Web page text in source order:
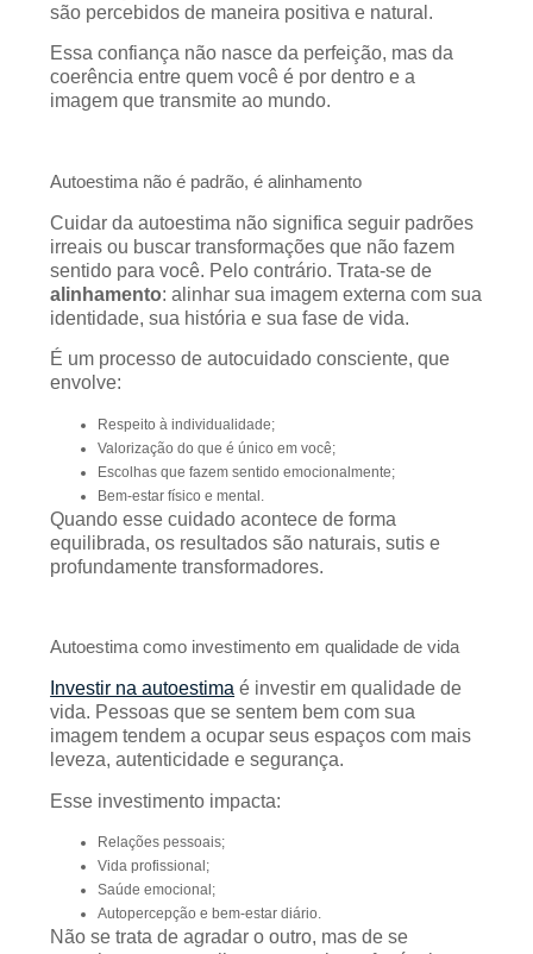
são percebidos de maneira positiva e natural.
Essa confiança não nasce da perfeição, mas da
coerência entre quem você é por dentro e a
imagem que transmite ao mundo.
Autoestima não é padrão, é alinhamento
Cuidar da autoestima não significa seguir padrões
irreais ou buscar transformações que não fazem
sentido para você. Pelo contrário. Trata-se de
alinhamento: alinhar sua imagem externa com sua
identidade, sua história e sua fase de vida.
É um processo de autocuidado consciente, que
envolve:
Respeito à individualidade;
Valorização do que é único em você;
Escolhas que fazem sentido emocionalmente;
Bem-estar físico e mental.
Quando esse cuidado acontece de forma
equilibrada, os resultados são naturais, sutis e
profundamente transformadores.
Autoestima como investimento em qualidade de vida
Investir na autoestima é investir em qualidade de
vida. Pessoas que se sentem bem com sua
imagem tendem a ocupar seus espaços com mais
leveza, autenticidade e segurança.
Esse investimento impacta:
Relações pessoais;
Vida profissional;
Saúde emocional;
Autopercepção e bem-estar diário.
Não se trata de agradar o outro, mas de se